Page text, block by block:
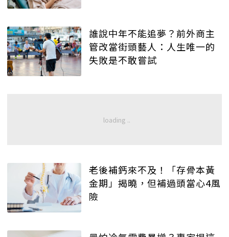
誰說中年不能追夢？前外商主
管改當街頭藝人：人生唯一的
失敗是不敢嘗試
老後補鈣來不及！「存骨本黃
金期」揭曉，但補過頭當心4風
險